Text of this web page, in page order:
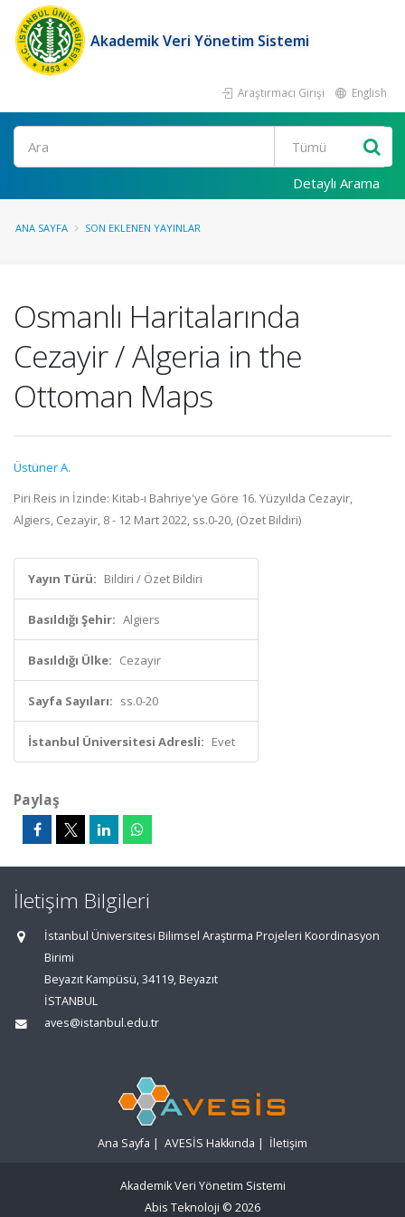
Akademik Veri Yönetim Sistemi
Araştırmacı Girişi English
Ara
Detaylı Arama
ANA SAYFA SON EKLENEN YAYINLAR
Osmanlı Haritalarında
Cezayir / Algeria in the
Ottoman Maps
Üstüner A.
Piri Reis in İzinde: Kitab-ı Bahriye'ye Göre 16. Yüzyılda Cezayir,
Algiers, Cezayir, 8 - 12 Mart 2022, ss.0-20, (Özet Bildiri)
Yayın Türü: Bildiri / Özet Bildiri
Basıldığı Şehir: Algiers
Basıldığı Ülke: Cezayir
Sayfa Sayıları: ss.0-20
İstanbul Üniversitesi Adresli: Evet
Paylaş
İletişim Bilgileri
İstanbul Üniversitesi Bilimsel Araştırma Projeleri Koordinasyon
Birimi
Beyazıt Kampüsü, 34119, Beyazıt
İSTANBUL
aves@istanbul.edu.tr
Ana Sayfa | AVESİS Hakkında | İletişim
Akademik Veri Yönetim Sistemi
Abis Teknoloji © 2026